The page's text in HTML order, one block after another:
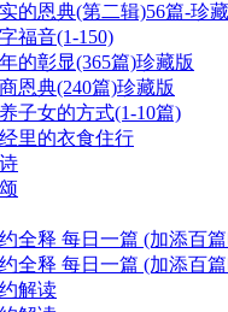
的恩典(第二辑)56篇-珍
福音(1-150)
的彰显(365篇)珍藏版
恩典(240篇)珍藏版
子女的方式(1-10篇)
里的衣食住行
约全释 每日一篇 (加添百
全释 每日一篇 (加添百
约解读